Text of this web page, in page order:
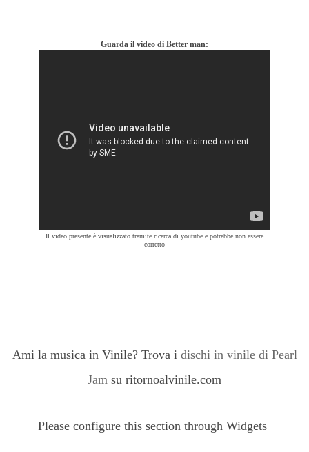
Guarda il video di Better man:
Il video presente è visualizzato tramite ricerca di youtube e potrebbe non essere
corretto
Ami la musica in Vinile? Trova i dischi in vinile di Pearl
Jam su ritornoalvinile.com
Please configure this section through Widgets